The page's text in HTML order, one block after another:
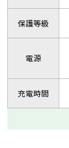
保護等級
電源
充電時間